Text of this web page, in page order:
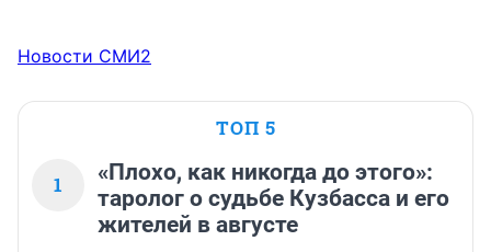
Новости СМИ2
ТОП 5
1
«Плохо, как никогда до этого»:
таролог о судьбе Кузбасса и его
жителей в августе